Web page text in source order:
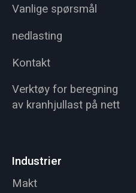
Vanlige spørsmål
nedlasting
Kontakt
Verktøy for beregning
av kranhjullast på nett
Industrier
Makt